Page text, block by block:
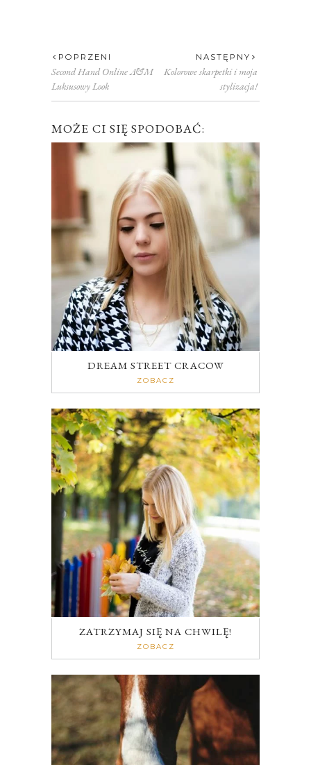
POPRZENI
Second Hand Online A&M
Luksusowy Look
NASTĘPNY
Kolorowe skarpetki i moja
stylizacja!
MOŻE CI SIĘ SPODOBAĆ:
DREAM STREET CRACOW
ZOBACZ
ZATRZYMAJ SIĘ NA CHWILĘ!
ZOBACZ